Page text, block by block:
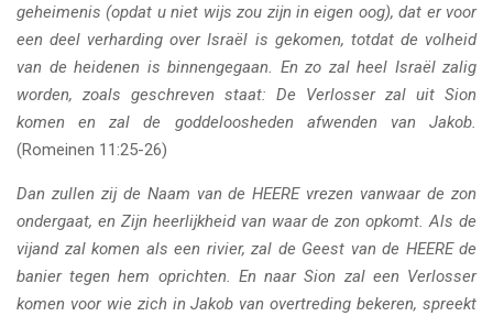
geheimenis (opdat u niet wijs zou zijn in eigen oog), dat er voor
een deel verharding over Israël is gekomen, totdat de volheid
van de heidenen is binnengegaan. En zo zal heel Israël zalig
worden, zoals geschreven staat: De Verlosser zal uit Sion
komen en zal de goddeloosheden afwenden van Jakob.
(Romeinen 11:25-26)
Dan zullen zij de Naam van de HEERE vrezen vanwaar de zon
ondergaat, en Zijn heerlijkheid van waar de zon opkomt. Als de
vijand zal komen als een rivier, zal de Geest van de HEERE de
banier tegen hem oprichten. En naar Sion zal een Verlosser
komen voor wie zich in Jakob van overtreding bekeren, spreekt